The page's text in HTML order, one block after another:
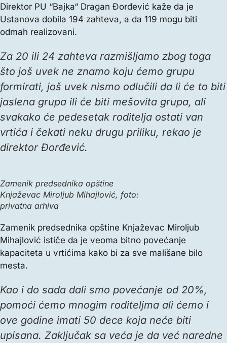
Direktor PU “Bajka“ Dragan Đorđević kaže da je
Ustanova dobila 194 zahteva, a da 119 mogu biti
odmah realizovani.
Za 20 ili 24 zahteva razmišljamo zbog toga
što još uvek ne znamo koju ćemo grupu
formirati, još uvek nismo odlučili da li će to biti
jaslena grupa ili će biti mešovita grupa, ali
svakako će pedesetak roditelja ostati van
vrtića i čekati neku drugu priliku, rekao je
direktor Đorđević.
Zamenik predsednika opštine
Knjaževac Miroljub Mihajlović, foto:
privatna arhiva
Zamenik predsednika opštine Knjaževac Miroljub
Mihajlović ističe da je veoma bitno povećanje
kapaciteta u vrtićima kako bi za sve mališane bilo
mesta.
Kao i do sada dali smo povećanje od 20%,
pomoći ćemo mnogim roditeljma ali ćemo i
ove godine imati 50 dece koja neće biti
upisana. Zaključak sa veća je da već naredne